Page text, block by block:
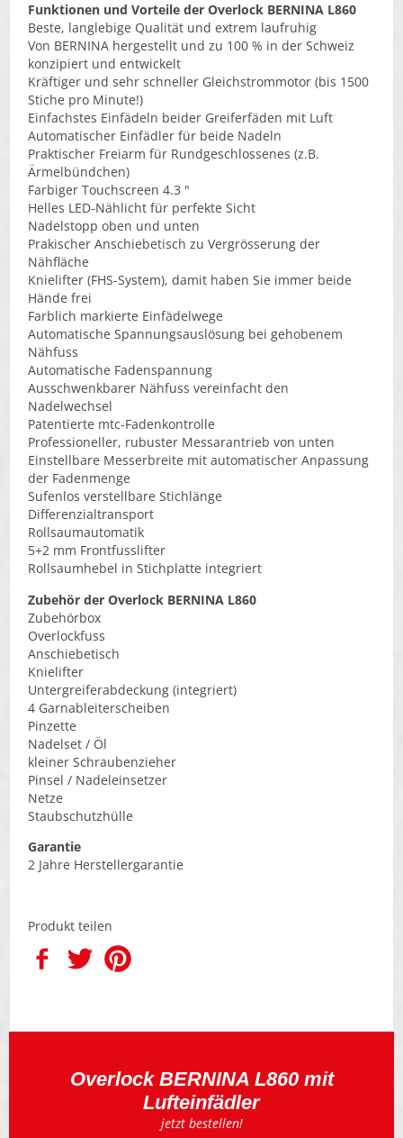
Funktionen und Vorteile der Overlock BERNINA L860
Beste, langlebige Qualität und extrem laufruhig
Von BERNINA hergestellt und zu 100 % in der Schweiz
konzipiert und entwickelt
Kräftiger und sehr schneller Gleichstrommotor (bis 1500
Stiche pro Minute!)
Einfachstes Einfädeln beider Greiferfäden mit Luft
Automatischer Einfädler für beide Nadeln
Praktischer Freiarm für Rundgeschlossenes (z.B.
Ärmelbündchen)
Farbiger Touchscreen 4.3 "
Helles LED-Nählicht für perfekte Sicht
Nadelstopp oben und unten
Prakischer Anschiebetisch zu Vergrösserung der
Nähfläche
Knielifter (FHS-System), damit haben Sie immer beide
Hände frei
Farblich markierte Einfädelwege
Automatische Spannungsauslösung bei gehobenem
Nähfuss
Automatische Fadenspannung
Ausschwenkbarer Nähfuss vereinfacht den
Nadelwechsel
Patentierte mtc-Fadenkontrolle
Professioneller, rubuster Messarantrieb von unten
Einstellbare Messerbreite mit automatischer Anpassung
der Fadenmenge
Sufenlos verstellbare Stichlänge
Differenzialtransport
Rollsaumautomatik
5+2 mm Frontfusslifter
Rollsaumhebel in Stichplatte integriert
Zubehör der Overlock BERNINA L860
Zubehörbox
Overlockfuss
Anschiebetisch
Knielifter
Untergreiferabdeckung (integriert)
4 Garnableiterscheiben
Pinzette
Nadelset / Öl
kleiner Schraubenzieher
Pinsel / Nadeleinsetzer
Netze
Staubschutzhülle
Garantie
2 Jahre Herstellergarantie
Produkt teilen
Overlock BERNINA L860 mit
Lufteinfädler
jetzt bestellen!